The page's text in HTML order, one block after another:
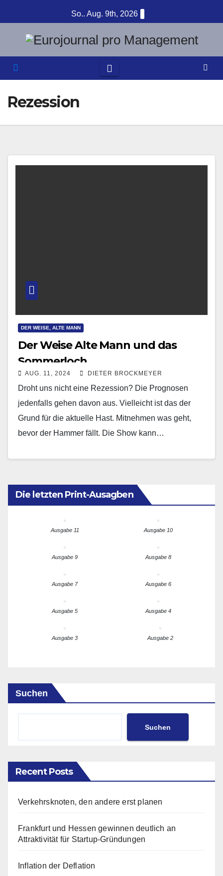
Inhalt
springen
So.. Aug. 9th, 2026
Rezession
DER WEISE, ALTE MANN
Der Weise Alte Mann und das
Sommerloch
AUG. 11, 2024 DIETER BROCKMEYER
Droht uns nicht eine Rezession? Die Prognosen
jedenfalls gehen davon aus. Vielleicht ist das der
Grund für die aktuelle Hast. Mitnehmen was geht,
bevor der Hammer fällt. Die Show kann…
Die letzten Print-Ausagben
Ausgabe 11 Ausgabe 10
Ausgabe 9 Ausgabe 8
Ausgabe 7 Ausgabe 6
Ausgabe 5 Ausgabe 4
Ausgabe 3 Ausgabe 2
Suchen
Suchen
Recent Posts
Verkehrsknoten, den andere erst planen
Frankfurt und Hessen gewinnen deutlich an
Attraktivität für Startup-Gründungen
Inflation der Deflation